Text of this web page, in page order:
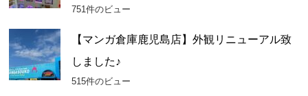
751件のビュー
【マンガ倉庫鹿児島店】外観リニューアル致
しました♪
515件のビュー